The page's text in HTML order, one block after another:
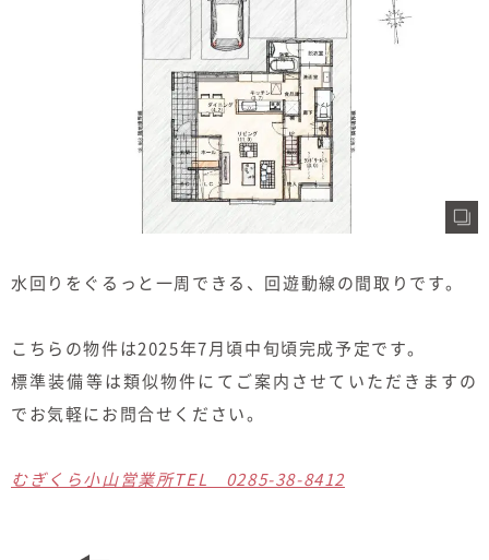
水回りをぐるっと一周できる、回遊動線の間取りです。
こちらの物件は2025年7月頃中旬頃完成予定です。
標準装備等は類似物件にてご案内させていただきますの
でお気軽にお問合せください。
むぎくら小山営業所TEL 0285-38-8412